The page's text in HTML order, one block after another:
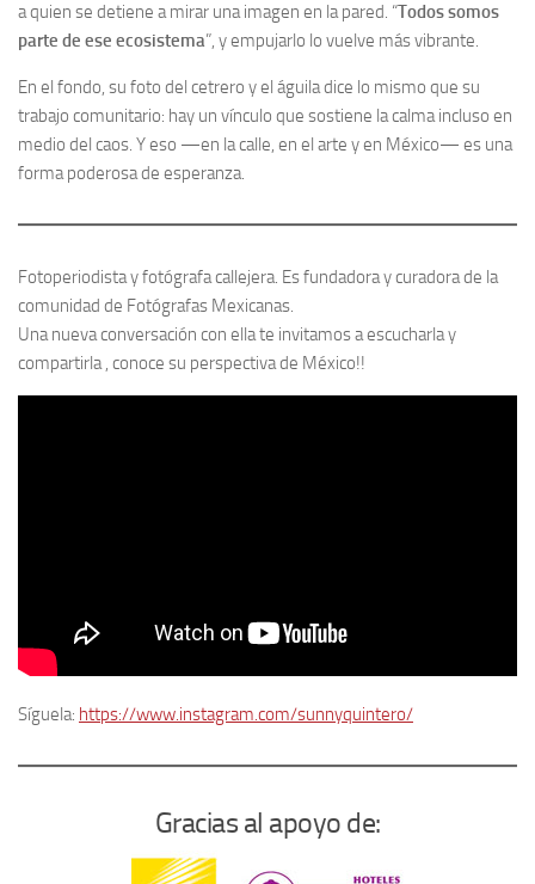
a quien se detiene a mirar una imagen en la pared. “Todos somos
parte de ese ecosistema”, y empujarlo lo vuelve más vibrante.
En el fondo, su foto del cetrero y el águila dice lo mismo que su
trabajo comunitario: hay un vínculo que sostiene la calma incluso en
medio del caos. Y eso —en la calle, en el arte y en México— es una
forma poderosa de esperanza.
Fotoperiodista y fotógrafa callejera. Es fundadora y curadora de la
comunidad de Fotógrafas Mexicanas.
Una nueva conversación con ella te invitamos a escucharla y
compartirla , conoce su perspectiva de México!!
Síguela: https://www.instagram.com/sunnyquintero/
Gracias al apoyo de: